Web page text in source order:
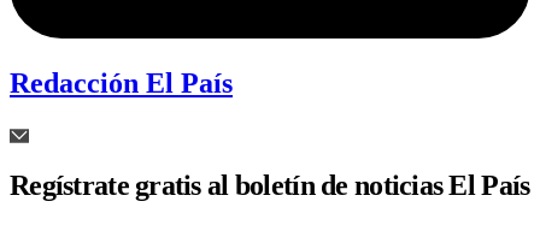
Redacción El País
Regístrate gratis al boletín de noticias El País